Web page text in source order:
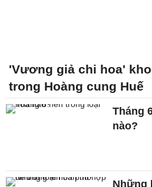
'Vương giả chi hoa'
trong Hoàng cung Huế
Tháng
nào?
Những